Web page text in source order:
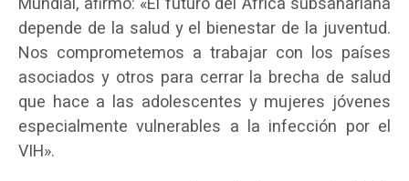
depende de la salud y el bienestar de la juventud.
Nos comprometemos a trabajar con los países
asociados y otros para cerrar la brecha de salud
que hace a las adolescentes y mujeres jóvenes
especialmente vulnerables a la infección por el
VIH».